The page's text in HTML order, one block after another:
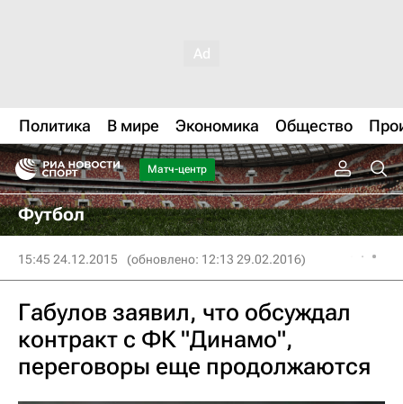
Политика В мире Экономика Общество
Матч-центр
Футбол
15:45 24.12.2015 (обновлено: 12:13 29.02.2016)
Габулов заявил, что обсуждал
контракт с ФК "Динамо",
переговоры еще продолжаются